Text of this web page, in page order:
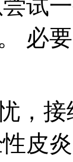
试
必
，
皮